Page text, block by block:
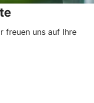
freuen uns auf Ihre